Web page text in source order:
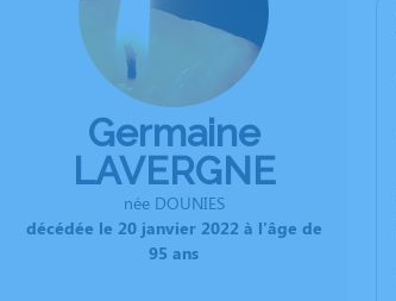
Germaine
LAVERGNE
née DOUNIES
décédée le 20 janvier 2022 à l'âge de
95 ans